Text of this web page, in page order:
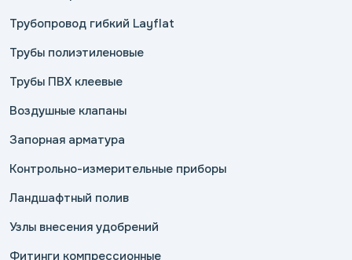
Трубопровод гибкий Layflat
Трубы полиэтиленовые
Трубы ПВХ клеевые
Воздушные клапаны
Запорная арматура
Контрольно-измерительные приборы
Ландшафтный полив
Узлы внесения удобрений
Фитинги компрессионные